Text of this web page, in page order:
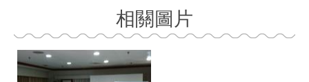
相關圖片